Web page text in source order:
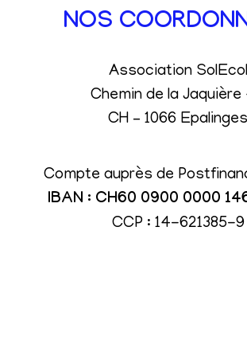
NOS
Association SolEcol
Chemin de la
CH – 1066 Epalinges
Compte auprès de
IBAN : CH60 0900 0000
CCP : 14-621385-9